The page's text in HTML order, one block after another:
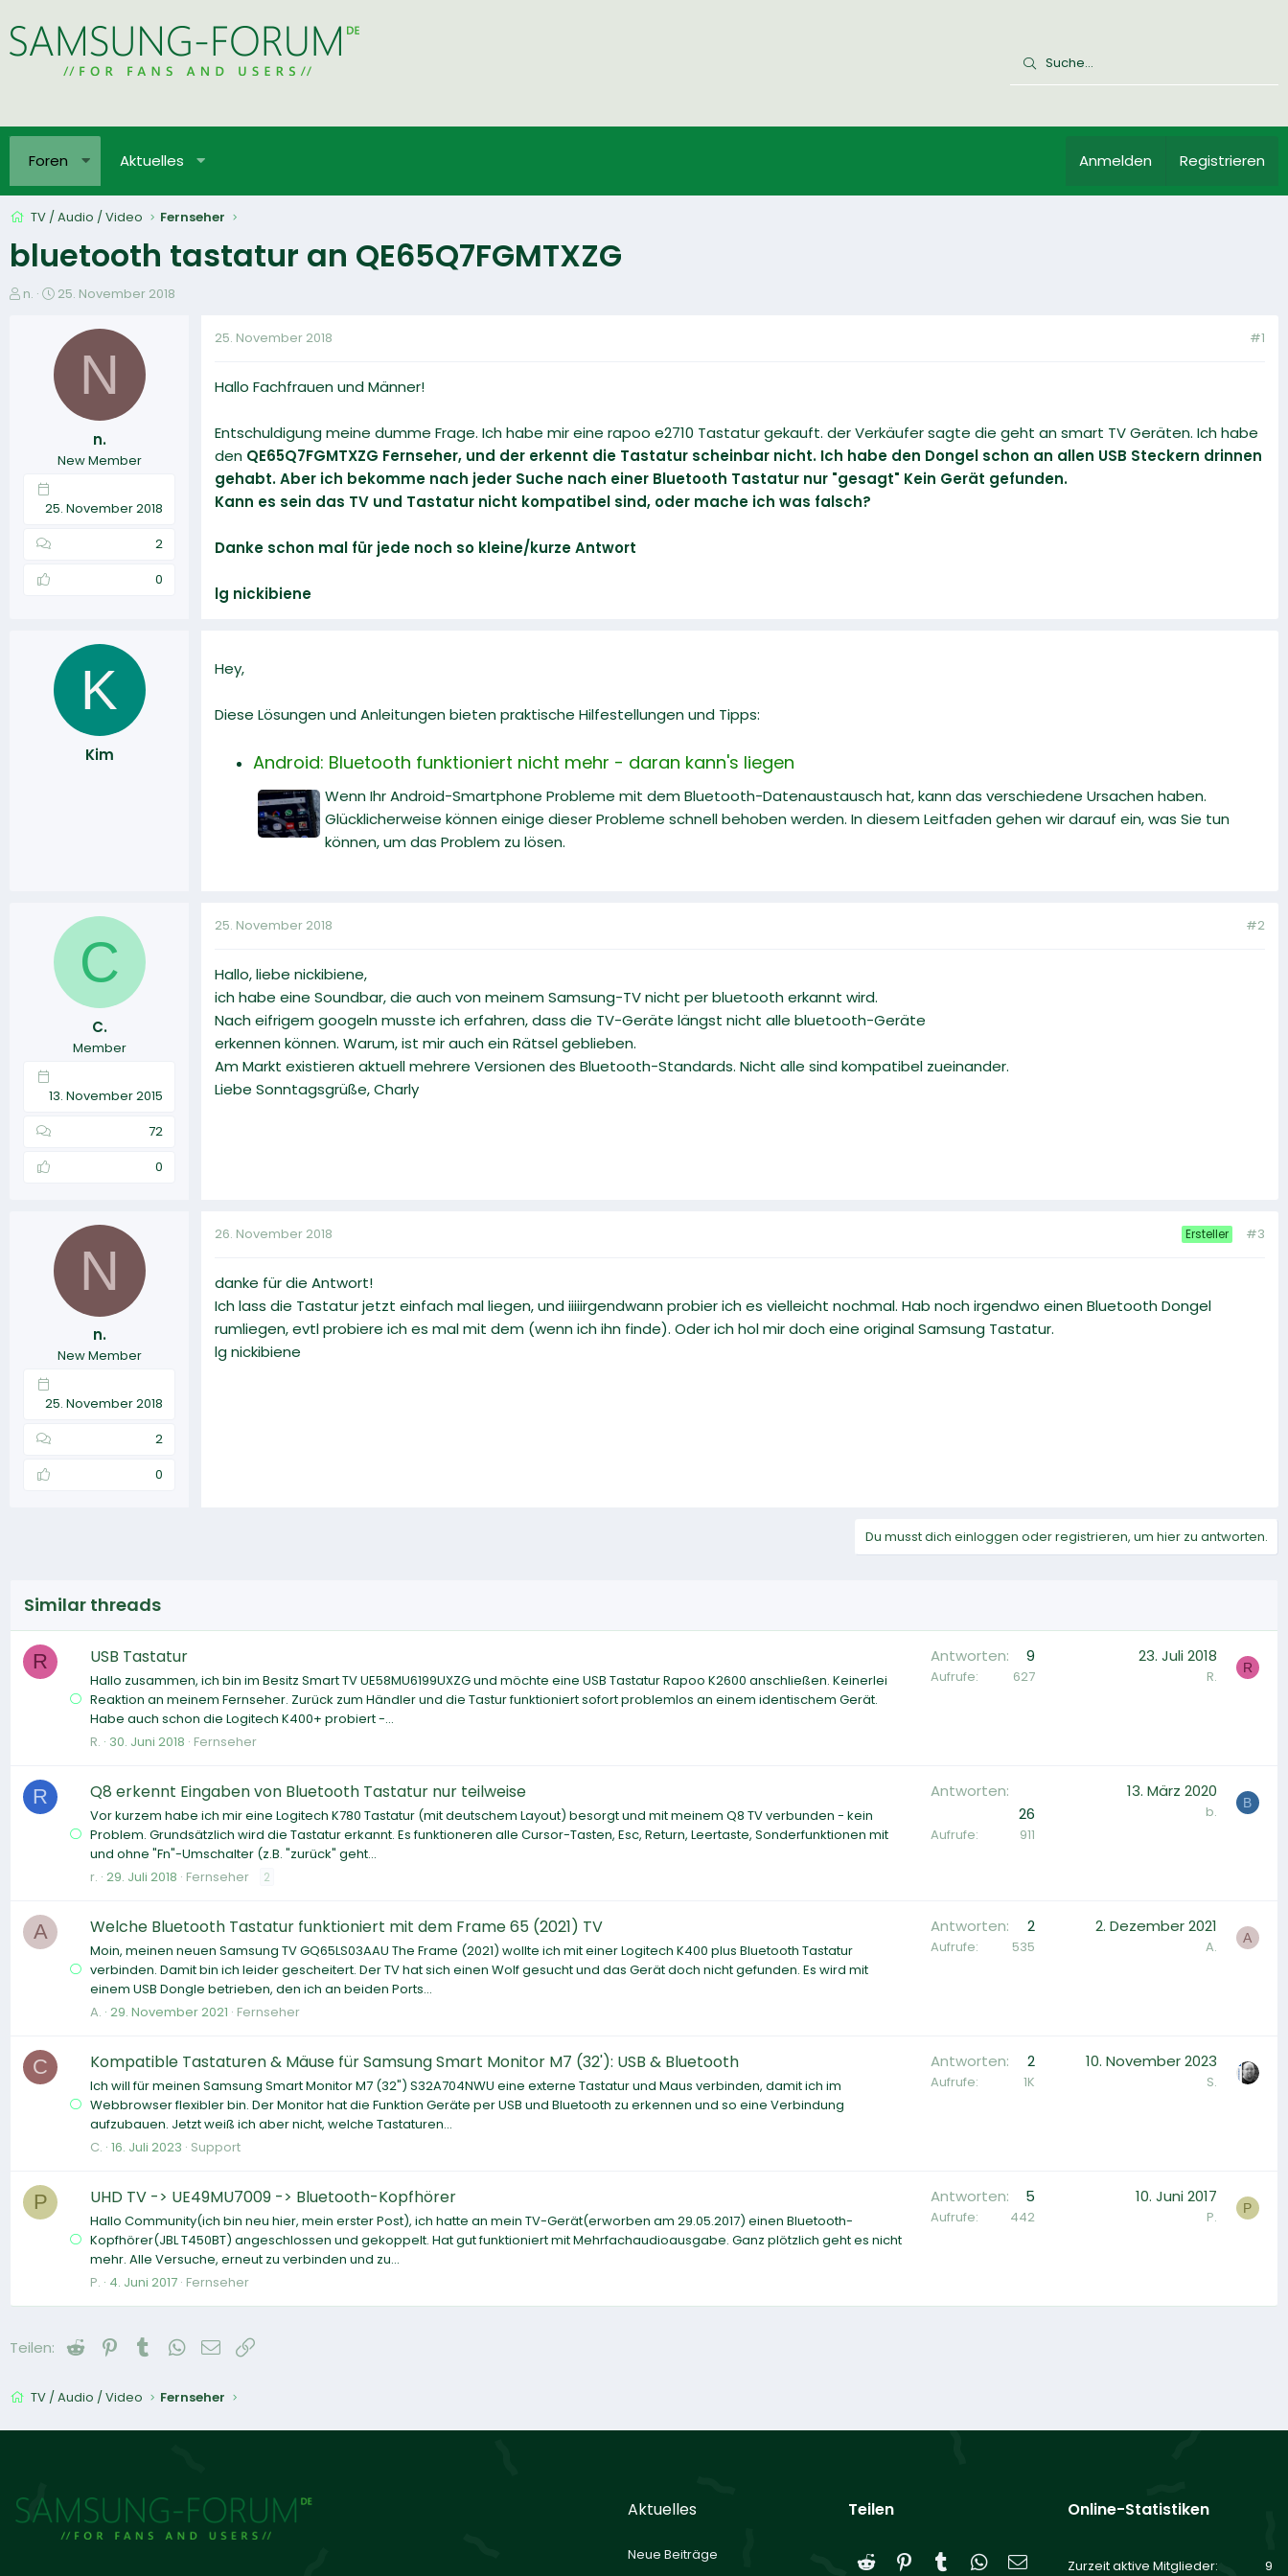
Foren Aktuelles Anmelden Registrieren
TV / Audio / Video Fernseher
bluetooth tastatur an QE65Q7FGMTXZG
E
n.
E
t
l
m
25. November 2018
N
n.
New Member
25. November 2018
2
0
25. November 2018 #1
Hallo Fachfrauen und Männer!
Entschuldigung meine dumme Frage. Ich habe mir eine rapoo e2710 Tastatur gekauft. der Verkäufer sagte die geht an smart TV Geräten. Ich habe
den QE65Q7FGMTXZG Fernseher, und der erkennt die Tastatur scheinbar nicht. Ich habe den Dongel schon an allen USB Steckern drinnen
gehabt. Aber ich bekomme nach jeder Suche nach einer Bluetooth Tastatur nur "gesagt" Kein Gerät gefunden.
Kann es sein das TV und Tastatur nicht kompatibel sind, oder mache ich was falsch?
Danke schon mal für jede noch so kleine/kurze Antwort
lg nickibiene
K
Kim
Hey,
Diese Lösungen und Anleitungen bieten praktische Hilfestellungen und Tipps:
Android: Bluetooth funktioniert nicht mehr - daran kann's liegen
Wenn Ihr Android-Smartphone Probleme mit dem Bluetooth-Datenaustausch hat, kann das verschiedene Ursachen haben.
Glücklicherweise können einige dieser Probleme schnell behoben werden. In diesem Leitfaden gehen wir darauf ein, was Sie tun
können, um das Problem zu lösen.
C
C.
Member
13. November 2015
72
0
25. November 2018 #2
Hallo, liebe nickibiene,
ich habe eine Soundbar, die auch von meinem Samsung-TV nicht per bluetooth erkannt wird.
Nach eifrigem googeln musste ich erfahren, dass die TV-Geräte längst nicht alle bluetooth-Geräte
erkennen können. Warum, ist mir auch ein Rätsel geblieben.
Am Markt existieren aktuell mehrere Versionen des Bluetooth-Standards. Nicht alle sind kompatibel zueinander.
Liebe Sonntagsgrüße, Charly
N
n.
New Member
25. November 2018
2
0
26. November 2018 Ersteller #3
danke für die Antwort!
Ich lass die Tastatur jetzt einfach mal liegen, und iiiiirgendwann probier ich es vielleicht nochmal. Hab noch irgendwo einen Bluetooth Dongel
rumliegen, evtl probiere ich es mal mit dem (wenn ich ihn finde). Oder ich hol mir doch eine original Samsung Tastatur.
lg nickibiene
Du musst dich einloggen oder registrieren, um hier zu antworten.
Similar threads
R USB Tastatur
Hallo zusammen, ich bin im Besitz Smart TV UE58MU6199UXZG und möchte eine USB Tastatur Rapoo K2600 anschließen. Keinerlei
Reaktion an meinem Fernseher. Zurück zum Händler und die Tastur funktioniert sofort problemlos an einem identischem Gerät.
Habe auch schon die Logitech K400+ probiert -...
R. 30. Juni 2018 Fernseher
Antworten 9
Aufrufe 627
23. Juli 2018
R. R
R Q8 erkennt Eingaben von Bluetooth Tastatur nur teilweise
Vor kurzem habe ich mir eine Logitech K780 Tastatur (mit deutschem Layout) besorgt und mit meinem Q8 TV verbunden - kein
Problem. Grundsätzlich wird die Tastatur erkannt. Es funktioneren alle Cursor-Tasten, Esc, Return, Leertaste, Sonderfunktionen mit
und ohne "Fn"-Umschalter (z.B. "zurück" geht...
r. 29. Juli 2018 Fernseher 2
Antworten
26
Aufrufe 911
13. März 2020
b. B
A Welche Bluetooth Tastatur funktioniert mit dem Frame 65 (2021) TV
Moin, meinen neuen Samsung TV GQ65LS03AAU The Frame (2021) wollte ich mit einer Logitech K400 plus Bluetooth Tastatur
verbinden. Damit bin ich leider gescheitert. Der TV hat sich einen Wolf gesucht und das Gerät doch nicht gefunden. Es wird mit
einem USB Dongle betrieben, den ich an beiden Ports...
A. 29. November 2021 Fernseher
Antworten 2
Aufrufe 535
2. Dezember 2021
A. A
C Kompatible Tastaturen & Mäuse für Samsung Smart Monitor M7 (32'): USB & Bluetooth
Ich will für meinen Samsung Smart Monitor M7 (32") S32A704NWU eine externe Tastatur und Maus verbinden, damit ich im
Webbrowser flexibler bin. Der Monitor hat die Funktion Geräte per USB und Bluetooth zu erkennen und so eine Verbindung
aufzubauen. Jetzt weiß ich aber nicht, welche Tastaturen...
C. 16. Juli 2023 Support
Antworten 2
Aufrufe 1K
10. November 2023
S.
P UHD TV -> UE49MU7009 -> Bluetooth-Kopfhörer
Hallo Community(ich bin neu hier, mein erster Post), ich hatte an mein TV-Gerät(erworben am 29.05.2017) einen Bluetooth-
Kopfhörer(JBL T450BT) angeschlossen und gekoppelt. Hat gut funktioniert mit Mehrfachaudioausgabe. Ganz plötzlich geht es nicht
mehr. Alle Versuche, erneut zu verbinden und zu...
P. 4. Juni 2017 Fernseher
Antworten 5
Aufrufe 442
10. Juni 2017
P. P
Teilen: Reddit PinterestTumblrWhatsApp
E-Mail
TV / Audio / Video Fernseher
Aktuelles
Neue Beiträge
Teilen
Reddit Pinterest
Tumblr WhatsApp
E-Mail
Online-Statistiken
Zurzeit aktive Mitglieder 9